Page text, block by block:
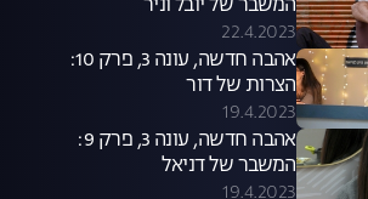
המשבר של יובל וניר
22.4.2023
אהבה חדשה, עונה 3, פרק 10:
הצרות של דור
19.4.2023
אהבה חדשה, עונה 3, פרק 9:
המשבר של דניאל
19.4.2023